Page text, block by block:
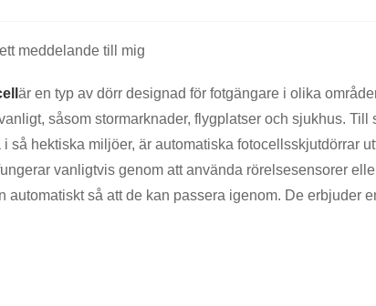
meddelande till mig
är en typ av dörr designad för fotgängare i olika
såsom stormarknader, flygplatser och sjukhus.
så hektiska miljöer, är automatiska fotocellsskjutdörrar
vanligtvis genom att använda rörelsesensorer
automatiskt så att de kan passera igenom. De erbjuder